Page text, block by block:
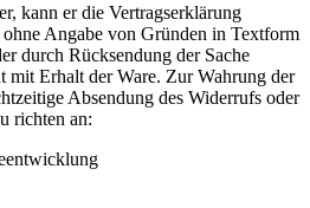
kann er die Vertragserklärung
Angabe von Gründen in Textform
durch Rücksendung der Sache
Erhalt der Ware. Zur Wahrung der
Absendung des Widerrufs oder
richten an: